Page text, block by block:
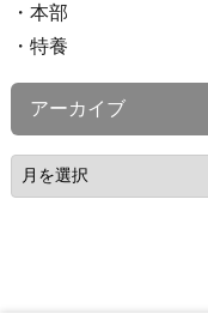
本部
特養
アーカイブ